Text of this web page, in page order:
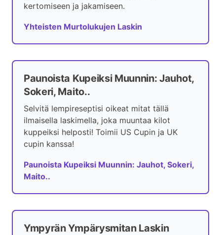
kertomiseen ja jakamiseen.
Yhteisten Murtolukujen Laskin
Paunoista Kupeiksi Muunnin: Jauhot,
Sokeri, Maito..
Selvitä lempireseptisi oikeat mitat tällä
ilmaisella laskimella, joka muuntaa kilot
kuppeiksi helposti! Toimii US Cupin ja UK
cupin kanssa!
Paunoista Kupeiksi Muunnin: Jauhot, Sokeri,
Maito..
Ympyrän Ympärysmitan Laskin